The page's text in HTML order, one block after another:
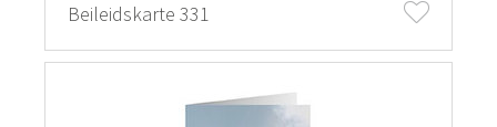
Beileidskarte 331